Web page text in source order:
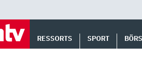
RESSORTS SPORT